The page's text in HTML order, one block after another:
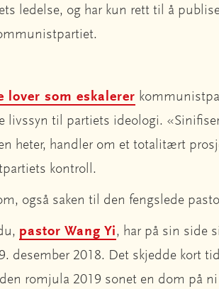
ledelse, og har kun rett til å
lover som eskalerer
livssyn til partiets ideologi.
heter, handler om et totalitært
kontroll.
også saken til den fengslede
pastor Wang Yi, har på sin side
desember 2018. Det skjedde kort
romjula 2019 sonet en dom på